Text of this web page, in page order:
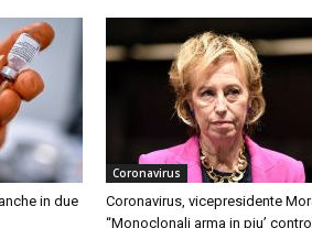
in due
Coronavirus
Coronavirus, vicepresidente
“Monoclonali arma in piu’ contro